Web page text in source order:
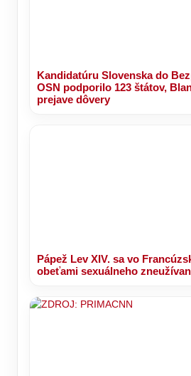
Kandidatúru Slovenska do
OSN podporilo 123 štátov,
prejave dôvery
Pápež Lev XIV. sa vo
obeťami sexuálneho